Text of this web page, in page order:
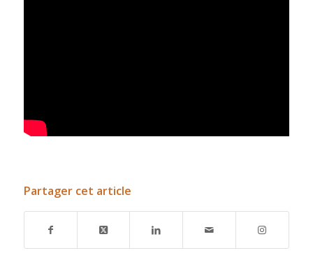
Partager cet article